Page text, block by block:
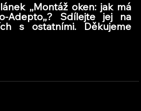
,,Montáž oken: jak má
Adepto,,? Sdílejte jej na
s ostatními. Děkujeme